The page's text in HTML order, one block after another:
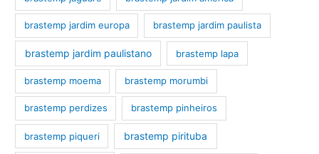
brastemp jardim europa brastemp jardim paulista
brastemp jardim paulistano brastemp lapa
brastemp moema brastemp morumbi
brastemp perdizes brastemp pinheiros
brastemp piqueri brastemp pirituba